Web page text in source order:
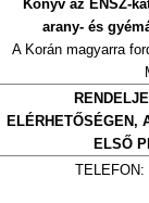
Könyv az ENSZ-
arany- és
A Korán magyarra
ELÉRHETŐSÉGEN,
ELSŐ
TELEFON: